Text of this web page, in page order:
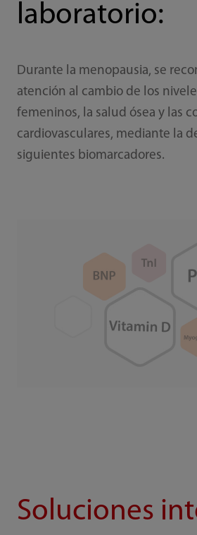
laboratorio:
Durante la menopausia, se
atención al cambio de los
femeninos, la salud ósea y las
cardiovasculares, mediante la
siguientes biomarcadores.
Soluciones